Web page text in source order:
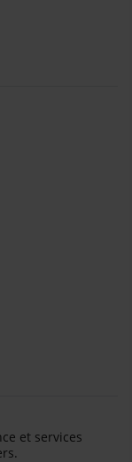
et services